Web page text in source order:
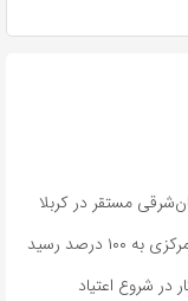
رسید
در شروع اعتیاد